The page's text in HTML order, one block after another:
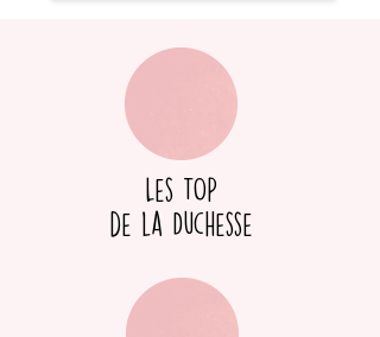
Les TOP
de la Duchesse